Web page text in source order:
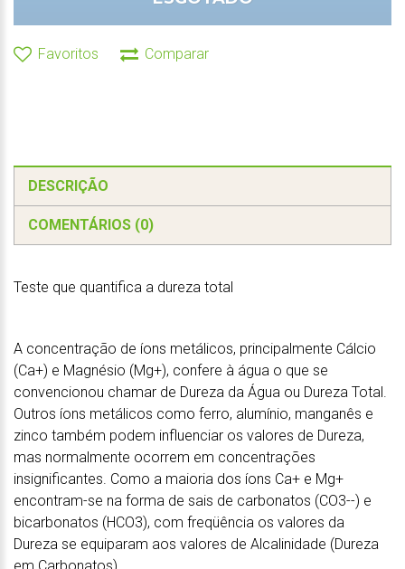
Favoritos Comparar
DESCRIÇÃO
COMENTÁRIOS (0)
Teste que quantifica a dureza total
A concentração de íons metálicos, principalmente Cálcio
(Ca+) e Magnésio (Mg+), confere à água o que se
convencionou chamar de Dureza da Água ou Dureza Total.
Outros íons metálicos como ferro, alumínio, manganês e
zinco também podem influenciar os valores de Dureza,
mas normalmente ocorrem em concentrações
insignificantes. Como a maioria dos íons Ca+ e Mg+
encontram-se na forma de sais de carbonatos (CO3--) e
bicarbonatos (HCO3), com freqüência os valores da
Dureza se equiparam aos valores de Alcalinidade (Dureza